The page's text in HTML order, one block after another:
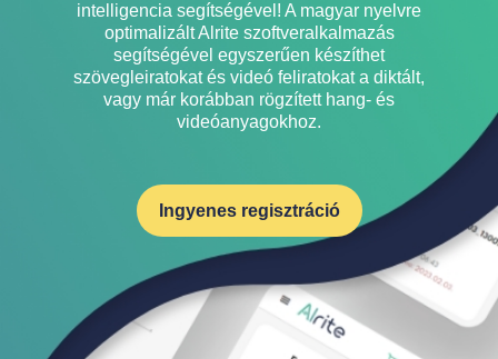
intelligencia segítségével! A magyar nyelvre
optimalizált Alrite szoftveralkalmazás
segítségével egyszerűen készíthet
szövegleiratokat és videó feliratokat a diktált,
vagy már korábban rögzített hang- és
videóanyagokhoz.
Ingyenes regisztráció